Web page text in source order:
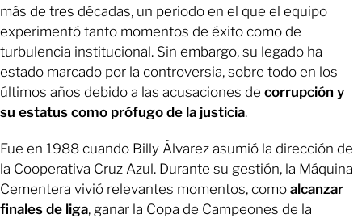
más de tres décadas, un periodo en el que el equipo
experimentó tanto momentos de éxito como de
turbulencia institucional. Sin embargo, su legado ha
estado marcado por la controversia, sobre todo en los
últimos años debido a las acusaciones de corrupción y
su estatus como prófugo de la justicia.
Fue en 1988 cuando Billy Álvarez asumió la dirección de
la Cooperativa Cruz Azul. Durante su gestión, la Máquina
Cementera vivió relevantes momentos, como alcanzar
finales de liga, ganar la Copa de Campeones de la